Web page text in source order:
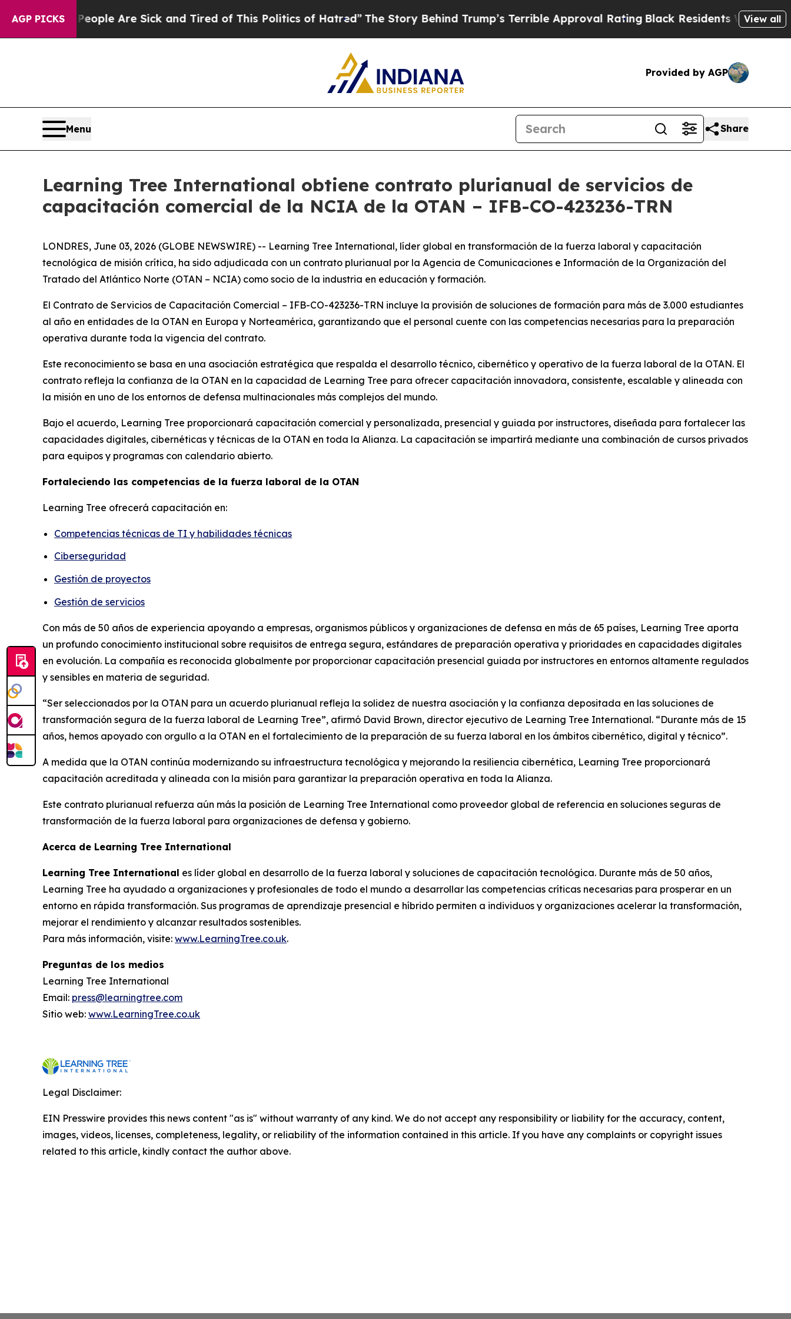
AGP PICKS
“People Are Sick and Tired of This Politics of Hatred”The Story Behind Trump’s Terrible Approval Rating Black Residents Warned ofView all
Provided by AGP
Menu Share
Learning Tree International obtiene contrato plurianual de servicios de
capacitación comercial de la NCIA de la OTAN – IFB-CO-423236-TRN
LONDRES, June 03, 2026 (GLOBE NEWSWIRE) -- Learning Tree International, líder global en transformación de la fuerza laboral y capacitación
tecnológica de misión crítica, ha sido adjudicada con un contrato plurianual por la Agencia de Comunicaciones e Información de la Organización del
Tratado del Atlántico Norte (OTAN – NCIA) como socio de la industria en educación y formación.
El Contrato de Servicios de Capacitación Comercial – IFB-CO-423236-TRN incluye la provisión de soluciones de formación para más de 3.000 estudiantes
al año en entidades de la OTAN en Europa y Norteamérica, garantizando que el personal cuente con las competencias necesarias para la preparación
operativa durante toda la vigencia del contrato.
Este reconocimiento se basa en una asociación estratégica que respalda el desarrollo técnico, cibernético y operativo de la fuerza laboral de la OTAN. El
contrato refleja la confianza de la OTAN en la capacidad de Learning Tree para ofrecer capacitación innovadora, consistente, escalable y alineada con
la misión en uno de los entornos de defensa multinacionales más complejos del mundo.
Bajo el acuerdo, Learning Tree proporcionará capacitación comercial y personalizada, presencial y guiada por instructores, diseñada para fortalecer las
capacidades digitales, cibernéticas y técnicas de la OTAN en toda la Alianza. La capacitación se impartirá mediante una combinación de cursos privados
para equipos y programas con calendario abierto.
Fortaleciendo las competencias de la fuerza laboral de la OTAN
Learning Tree ofrecerá capacitación en:
Competencias técnicas de TI y habilidades técnicas
Ciberseguridad
Gestión de proyectos
Gestión de servicios
Con más de 50 años de experiencia apoyando a empresas, organismos públicos y organizaciones de defensa en más de 65 países, Learning Tree aporta
un profundo conocimiento institucional sobre requisitos de entrega segura, estándares de preparación operativa y prioridades en capacidades digitales
en evolución. La compañía es reconocida globalmente por proporcionar capacitación presencial guiada por instructores en entornos altamente regulados
y sensibles en materia de seguridad.
“Ser seleccionados por la OTAN para un acuerdo plurianual refleja la solidez de nuestra asociación y la confianza depositada en las soluciones de
transformación segura de la fuerza laboral de Learning Tree”, afirmó David Brown, director ejecutivo de Learning Tree International. “Durante más de 15
años, hemos apoyado con orgullo a la OTAN en el fortalecimiento de la preparación de su fuerza laboral en los ámbitos cibernético, digital y técnico”.
A medida que la OTAN continúa modernizando su infraestructura tecnológica y mejorando la resiliencia cibernética, Learning Tree proporcionará
capacitación acreditada y alineada con la misión para garantizar la preparación operativa en toda la Alianza.
Este contrato plurianual refuerza aún más la posición de Learning Tree International como proveedor global de referencia en soluciones seguras de
transformación de la fuerza laboral para organizaciones de defensa y gobierno.
Acerca de Learning Tree International
Learning Tree International es líder global en desarrollo de la fuerza laboral y soluciones de capacitación tecnológica. Durante más de 50 años,
Learning Tree ha ayudado a organizaciones y profesionales de todo el mundo a desarrollar las competencias críticas necesarias para prosperar en un
entorno en rápida transformación. Sus programas de aprendizaje presencial e híbrido permiten a individuos y organizaciones acelerar la transformación,
mejorar el rendimiento y alcanzar resultados sostenibles.
Para más información, visite: www.LearningTree.co.uk.
Preguntas de los medios
Learning Tree International
Email: press@learningtree.com
Sitio web: www.LearningTree.co.uk
Legal Disclaimer:
EIN Presswire provides this news content "as is" without warranty of any kind. We do not accept any responsibility or liability for the accuracy, content,
images, videos, licenses, completeness, legality, or reliability of the information contained in this article. If you have any complaints or copyright issues
related to this article, kindly contact the author above.